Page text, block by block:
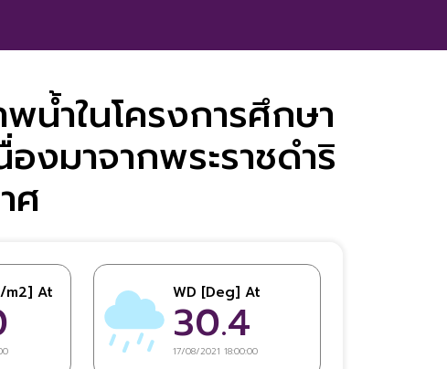
น้ำในโครงการศึกษา
มาจากพระราชดำริ
ศ
m2] At WD [Deg] At
30.4
17/08/2021 18:00:00